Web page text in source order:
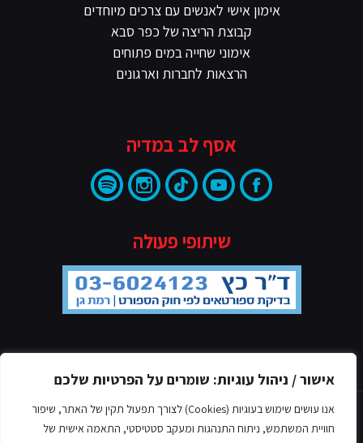
אישור / ניהול עוגיות: שומרים על הפרטיות שלכם
אנו עושים שימוש בעוגיות (Cookies) לצורך תפעול תקין של האתר, שיפור
חוויית המשתמש, ניתוח התנהגות ומעקב סטטיסטי, התאמה אישית של
אימון אישי לאנשים עם צרכים מיוחדים
קבוצת הריצה של כפר סבא
אימוני שחייה במים פתוחים
הרצאות לחברות וארגונים
אסף לב במדיה
שיתופי פעולה
מדיניות הפרטיות